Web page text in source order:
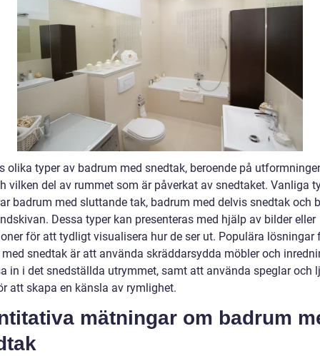
olika typer av badrum med snedtak, beroende på
vilken del av rummet som är påverkat av snedtaket. Vanliga
badrum med sluttande tak, badrum med delvis snedtak och
Dessa typer kan presenteras med hjälp av bilder eller
för att tydligt visualisera hur de ser ut. Populära lösningar
snedtak är att använda skräddarsydda möbler och
in i det snedställda utrymmet, samt att använda speglar och
att skapa en känsla av rymlighet.
mätningar om badrum